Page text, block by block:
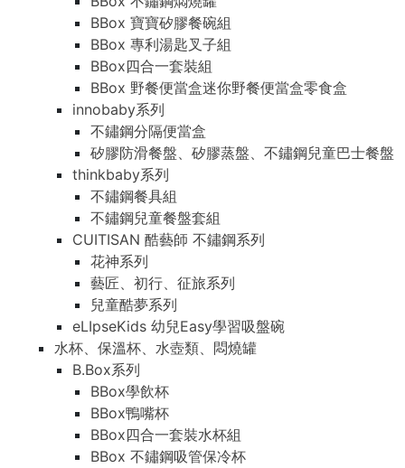
BBox 寶寶矽膠餐碗組
BBox 專利湯匙叉子組
BBox四合一套裝組
BBox 野餐便當盒迷你野餐便當盒零食盒
innobaby系列
不鏽鋼分隔便當盒
矽膠防滑餐盤、矽膠蒸盤、不鏽鋼兒童巴士餐盤
thinkbaby系列
不鏽鋼餐具組
不鏽鋼兒童餐盤套組
CUITISAN 酷藝師 不鏽鋼系列
花神系列
藝匠、初行、征旅系列
兒童酷夢系列
eLIpseKids 幼兒Easy學習吸盤碗
水杯、保溫杯、水壺類、悶燒罐
B.Box系列
BBox學飲杯
BBox鴨嘴杯
BBox四合一套裝水杯組
BBox 不鏽鋼吸管保冷杯